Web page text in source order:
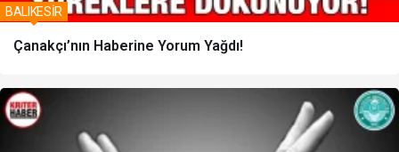
Çanakçı’nın Haberine Yorum Yağdı!
BALIKESİR